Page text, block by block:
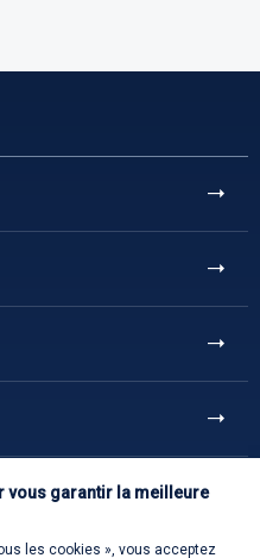
vous garantir la meilleure
les cookies », vous acceptez